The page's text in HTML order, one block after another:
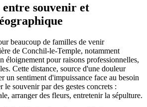
souvenir et
beaucoup de familles de venir
de Conchil-le-Temple, notamment
éloignement pour raisons professionnelles,
Cette distance, source d'une douleur
un sentiment d'impuissance face au besoin
le souvenir par des gestes concrets :
arranger des fleurs, entretenir la sépulture.